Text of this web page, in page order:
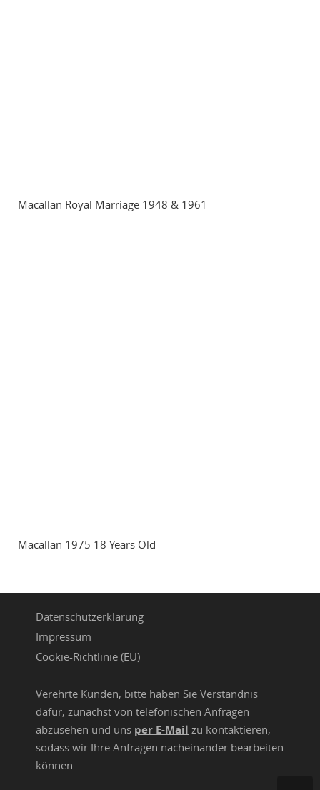
Macallan Royal Marriage 1948 & 1961
Macallan 1975 18 Years Old
Datenschutzerklärung
Impressum
Cookie-Richtlinie (EU)
Verehrte Kunden, bitte haben Sie Verständnis
dafür, zunächst von telefonischen Anfragen
abzusehen und uns per E-Mail zu kontaktieren,
sodass wir Ihre Anfragen nacheinander bearbeiten
können.